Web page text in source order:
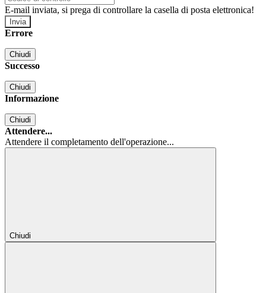
E-mail inviata, si prega di controllare la casella di posta elettronica!
Errore
Chiudi
Successo
Chiudi
Informazione
Chiudi
Attendere...
Attendere il completamento dell'operazione...
Chiudi